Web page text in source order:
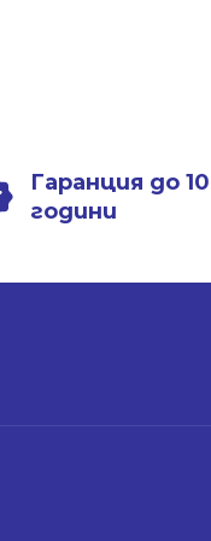
Гаранция до 10
години